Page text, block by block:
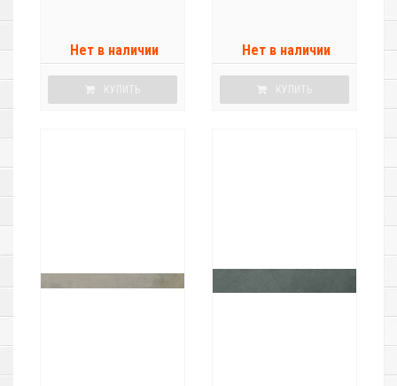
Нет в наличии
КУПИТЬ
Нет в наличии
КУПИТЬ